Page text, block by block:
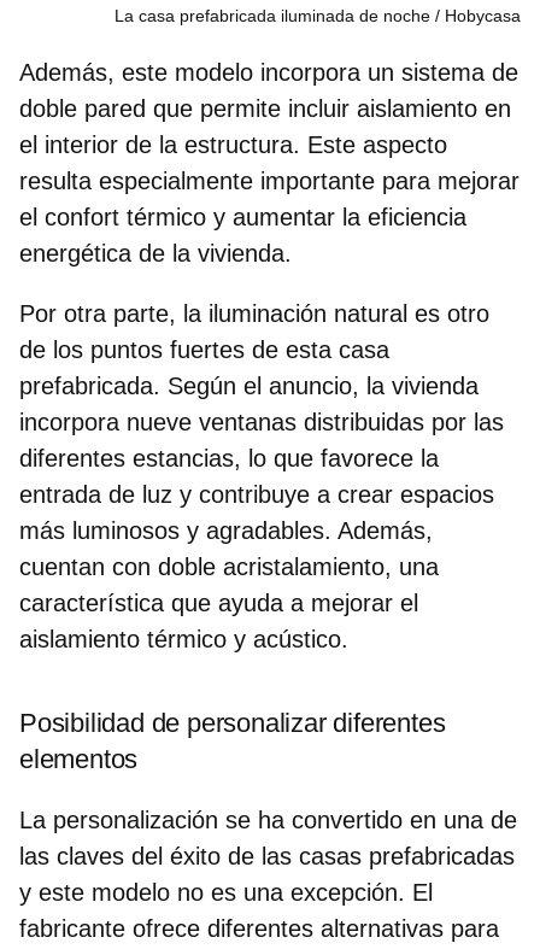
La casa prefabricada iluminada de noche Hobycasa
Además, este modelo incorpora un sistema de
doble pared que permite incluir aislamiento en
el interior de la estructura. Este aspecto
resulta especialmente importante para mejorar
el confort térmico y aumentar la eficiencia
energética de la vivienda.
Por otra parte, la iluminación natural es otro
de los puntos fuertes de esta casa
prefabricada. Según el anuncio, la vivienda
incorpora nueve ventanas distribuidas por las
diferentes estancias, lo que favorece la
entrada de luz y contribuye a crear espacios
más luminosos y agradables. Además,
cuentan con doble acristalamiento, una
característica que ayuda a mejorar el
aislamiento térmico y acústico.
Posibilidad de personalizar diferentes
elementos
La personalización se ha convertido en una de
las claves del éxito de las casas prefabricadas
y este modelo no es una excepción. El
fabricante ofrece diferentes alternativas para